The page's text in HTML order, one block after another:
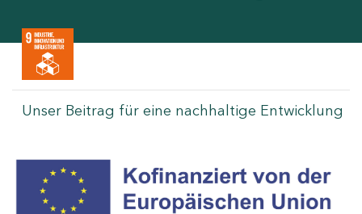
Unser Beitrag für eine nachhaltige Entwicklung